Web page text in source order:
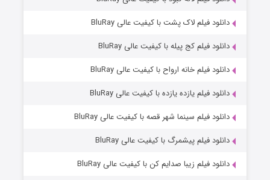
دانلود فیلم لاک پشت با کیفیت عالی BluRay
دانلود فیلم کج‌ پیله با کیفیت عالی BluRay
دانلود فیلم خانه ارواح با کیفیت عالی BluRay
دانلود فیلم یازده یازده با کیفیت عالی BluRay
دانلود فیلم سینما شهر قصه با کیفیت عالی BluRay
دانلود فیلم پیشمرگ با کیفیت عالی BluRay
دانلود فیلم زیبا صدایم کن با کیفیت عالی BluRay